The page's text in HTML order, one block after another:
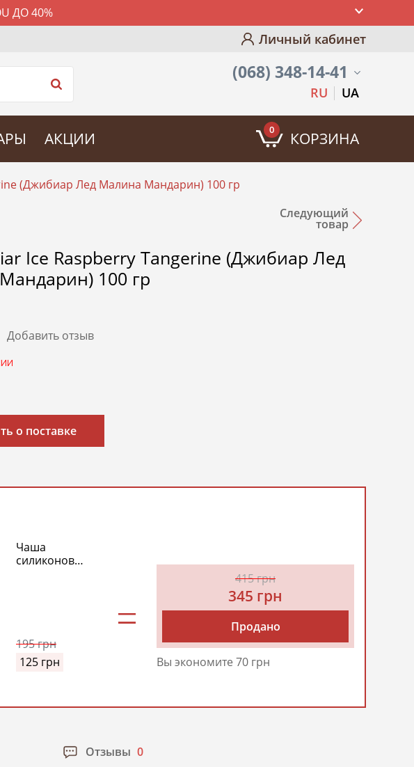
ДО 40%
Личный кабинет
(068) 348-14-41
RU UA
АКЦИИ 0 КОРЗИНА
(Джибиар Лед Малина Мандарин) 100 гр
Следующий
товар
Ice Raspberry Tangerine (Джибиар Лед
100 гр
Добавить отзыв
о поставке
Чаша
силиконовая
195грн
125 грн
415 грн
345 грн
Продано
Вы экономите 70 грн
Отзывы 0